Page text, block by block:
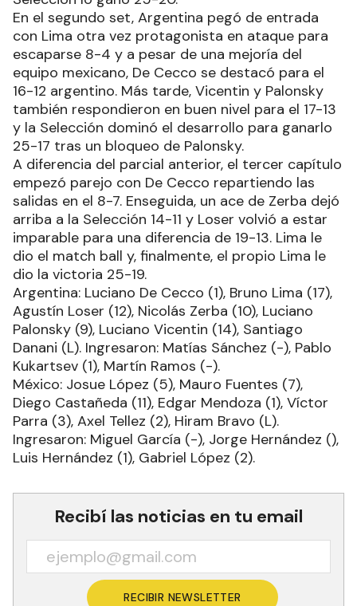
En el segundo set, Argentina pegó de entrada
con Lima otra vez protagonista en ataque para
escaparse 8-4 y a pesar de una mejoría del
equipo mexicano, De Cecco se destacó para el
16-12 argentino. Más tarde, Vicentin y Palonsky
también respondieron en buen nivel para el 17-13
y la Selección dominó el desarrollo para ganarlo
25-17 tras un bloqueo de Palonsky.
A diferencia del parcial anterior, el tercer capítulo
empezó parejo con De Cecco repartiendo las
salidas en el 8-7. Enseguida, un ace de Zerba dejó
arriba a la Selección 14-11 y Loser volvió a estar
imparable para una diferencia de 19-13. Lima le
dio el match ball y, finalmente, el propio Lima le
dio la victoria 25-19.
Argentina: Luciano De Cecco (1), Bruno Lima (17),
Agustín Loser (12), Nicolás Zerba (10), Luciano
Palonsky (9), Luciano Vicentin (14), Santiago
Danani (L). Ingresaron: Matías Sánchez (-), Pablo
Kukartsev (1), Martín Ramos (-).
México: Josue López (5), Mauro Fuentes (7),
Diego Castañeda (11), Edgar Mendoza (1), Víctor
Parra (3), Axel Tellez (2), Hiram Bravo (L).
Ingresaron: Miguel García (-), Jorge Hernández (),
Luis Hernández (1), Gabriel López (2).
Recibí las noticias en tu email
RECIBIR NEWSLETTER